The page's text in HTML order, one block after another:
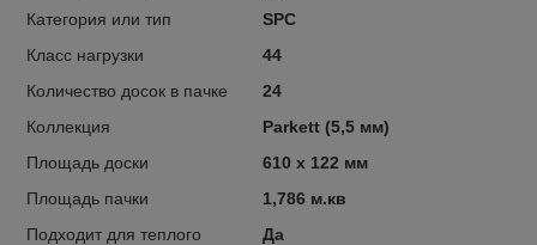
Категория или тип
SPC
Класс нагрузки
44
Количество досок в пачке
24
Коллекция
Parkett (5,5 мм)
Площадь доски
610 x 122 мм
Площадь пачки
1,786 м.кв
Подходит для теплого
Да